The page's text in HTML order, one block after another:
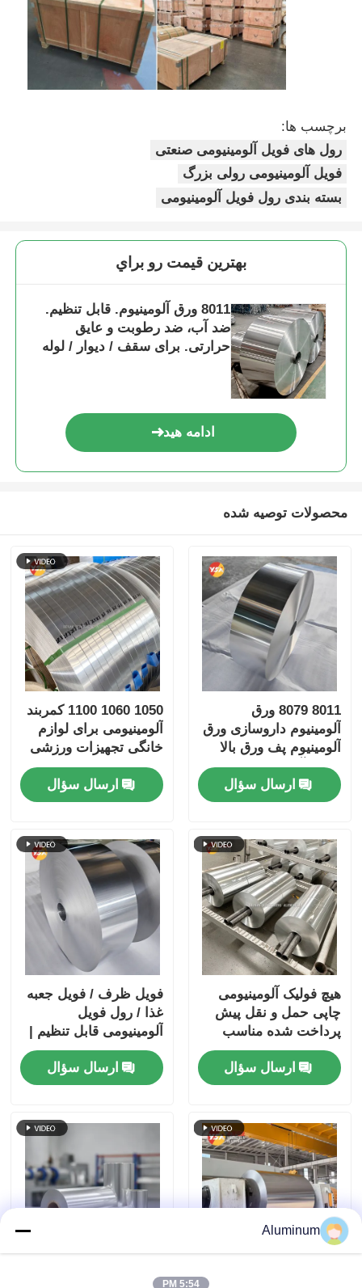
برچسب ها:
رول های فویل آلومینیومی صنعتی
فویل آلومینیومی رولی بزرگ
بسته بندی رول فویل آلومینیومی
بهترين قيمت رو براي
8011 ورق آلومینیوم. قابل تنظیم.
ضد آب، ضد رطوبت و عایق
حرارتی. برای سقف / دیوار / لوله
ادامه هید
محصولات توصیه شده
8011 8079 ورق
آلومینیوم داروسازی ورق
آلومینیوم پف ورق بالا
Dyne آسان پوست
مقاوم در برابر کودکان
ورق نقره ای طلایی ضد
پزشکی ورق مانع
ارسال سؤال
1050 1060 1100 کمربند
آلومینیومی برای لوازم
خانگی تجهیزات ورزشی
ارسال سؤال
هیچ فولیک آلومینیومی
چاپی حمل و نقل پیش
پرداخت شده مناسب
برای بسته بندی عایق
بندی پخت و پز و
کاربردهای صنعتی تضمین
ارسال سؤال
فویل ظرف / فویل جعبه
غذا / رول فویل
آلومینیومی قابل تنظیم |
آلیاژهای 3003 و 8011 |
فویل بسته بندی مواد
غذایی | ضد رطوبت و
ارسال سؤال
رول کویل فویل
Aluminum
5:54 PM